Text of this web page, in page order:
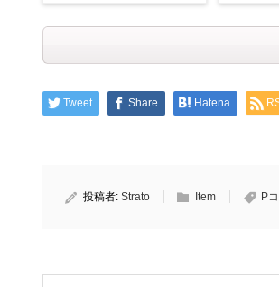
Tweet Share Hatena
投稿者: Strato Item P